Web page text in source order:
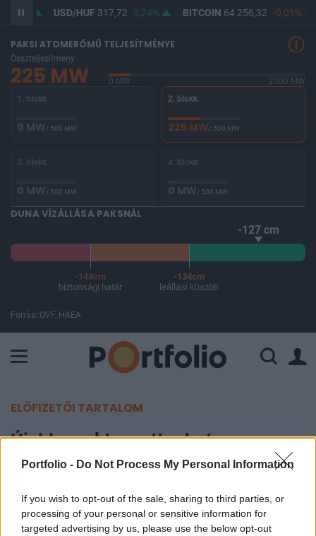
Portfolio - Do Not Process My Personal Information
If you wish to opt-out of the sale, sharing to third parties, or
processing of your personal or sensitive information for
targeted advertising by us, please use the below opt-out
0,16% USD/HUF317,72 0,24% BITCOIN64 256,32 -0,01%
PAKSI ATOMERŐMŰ TELJESÍTMÉNYE
Összteljesítmény
225 MW 0 MW
2000 MW
1. blokk
0 MW/ 500 MW
2. blokk
225 MW/ 500 MW
3. blokk
0 MW/ 500 MW
4. blokk
0 MW/ 500 MW
DUNA VÍZÁLLÁSA PAKSNÁL
-127 cm
-144cm
biztonsági határ
-134cm
leállási küszöb
Forrás: OVF, HAEA
ELŐFIZETŐI TARTALOM
Újabb szektor retteghet a
kínaiaktól
Portfolio
2013. november 07. 06:20